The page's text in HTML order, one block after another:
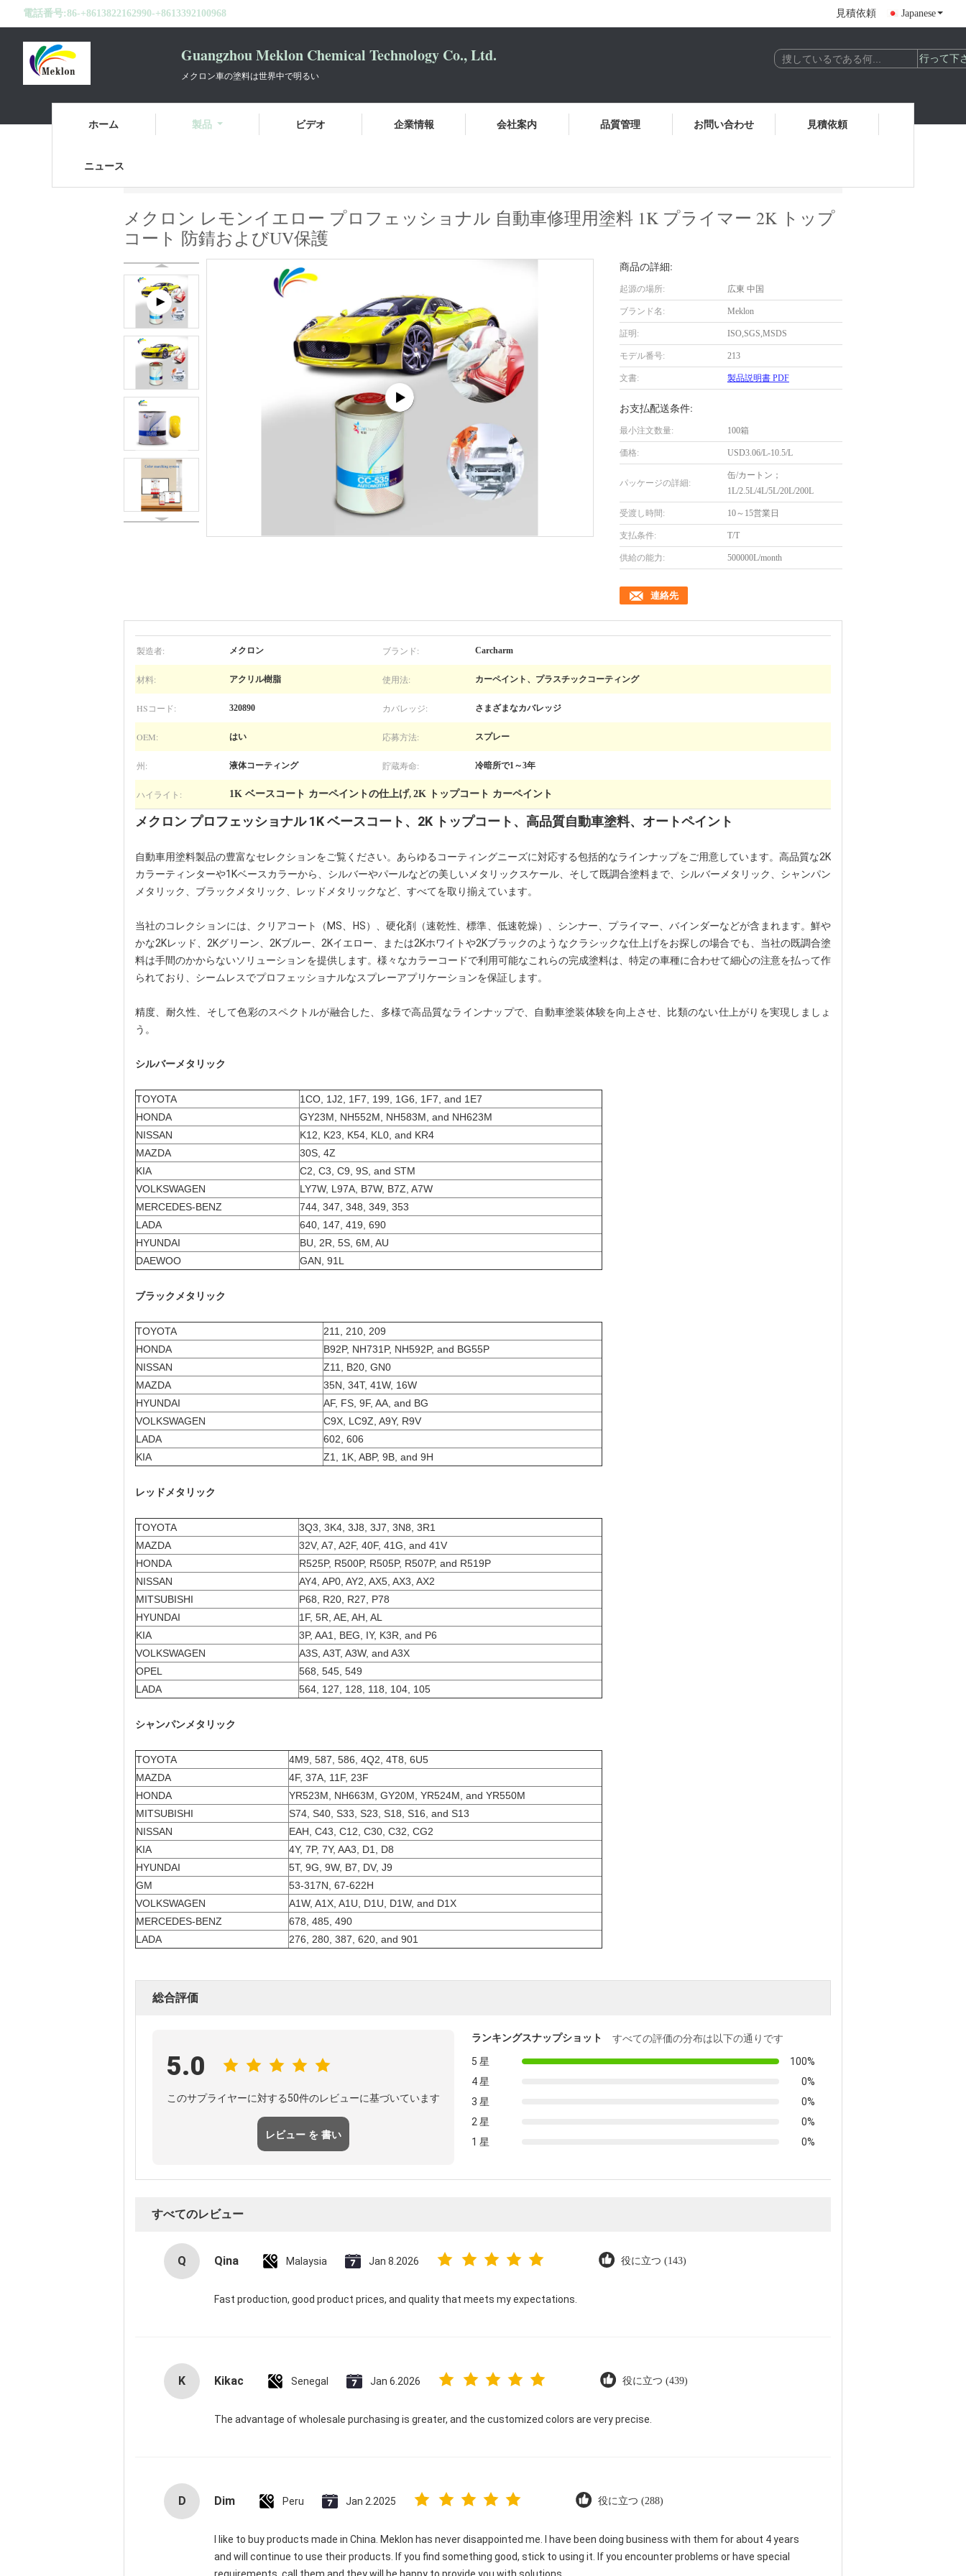
電話番号:86-+8613822162990-+8613392100968 見積依頼 Japanese
Guangzhou Meklon Chemical Technology Co., Ltd.
メクロン車の塗料は世界中で明るい
ホーム 製品 ビデオ 企業情報 会社案内 品質管理 お問い合わせ 見積依頼
ニュース
メクロン レモンイエロー プロフェッショナル 自動車修理用塗料 1K プライマー 2K トップ
コート 防錆およびUV保護
商品の詳細:
起源の場所: 広東 中国
ブランド名: Meklon
証明: ISO,SGS,MSDS
モデル番号: 213
文書: 製品説明書 PDF
お支払配送条件:
最小注文数量: 100箱
価格: USD3.06/L-10.5/L
パッケージの詳細:
缶/カートン；
1L/2.5L/4L/5L/20L/200L
受渡し時間: 10～15営業日
支払条件: T/T
供給の能力: 500000L/month
連絡先
製造者: メクロン ブランド: Carcharm
材料: アクリル樹脂 使用法: カーペイント、プラスチックコーティング
HSコード: 320890 カバレッジ: さまざまなカバレッジ
OEM: はい 応募方法: スプレー
州: 液体コーティング 貯蔵寿命: 冷暗所で1～3年
ハイライト: 1K ベースコート カーペイントの仕上げ, 2K トップコート カーペイント
メクロン プロフェッショナル 1K ベースコート、2K トップコート、高品質自動車塗料、オートペイント
自動車用塗料製品の豊富なセレクションをご覧ください。あらゆるコーティングニーズに対応する包括的なラインナップをご用意しています。高品質な2K
カラーティンターや1Kベースカラーから、シルバーやパールなどの美しいメタリックスケール、そして既調合塗料まで、 シルバーメタリック
シャンパン
メタリック
ブラックメタリック レッドメタリックなど、すべてを取り揃えています。
当社のコレクションには、クリアコート（MS、HS）、硬化剤（速乾性、標準、低速乾燥）、シンナー、プライマー、バインダーなどが含まれます。鮮や
かな2Kレッド 2Kグリーン 2Kブルー 2Kイエロー 、または2Kホワイトや2Kブラックのようなクラシックな仕上げをお探しの場合でも、当社の既調合塗
料は手間のかからないソリューションを提供します。様々なカラーコードで利用可能なこれらの完成塗料は、特定の車種に合わせて細心の注意を払って作
られており、シームレスでプロフェッショナルなスプレーアプリケーションを保証します。
精度、耐久性、そして色彩のスペクトルが融合した、多様で高品質なラインナップで、自動車塗装体験を向上させ、比類のない仕上がりを実現しましょ
う。
シルバーメタリック
TOYOTA
1CO, 1J2, 1F7, 199, 1G6, 1F7, and 1E7
HONDA
GY23M, NH552M, NH583M, and NH623M
NISSAN
K12, K23, K54, KL0, and KR4
MAZDA
30S, 4Z
KIA
C2, C3, C9, 9S, and STM
VOLKSWAGEN
LY7W, L97A, B7W, B7Z, A7W
MERCEDES-BENZ
744, 347, 348, 349, 353
LADA
640, 147, 419, 690
HYUNDAI
BU, 2R, 5S, 6M, AU
DAEWOO
GAN, 91L
ブラックメタリック
TOYOTA
211, 210, 209
HONDA
B92P, NH731P, NH592P, and BG55P
NISSAN
Z11, B20, GN0
MAZDA
35N, 34T, 41W, 16W
HYUNDAI
AF, FS, 9F, AA, and BG
VOLKSWAGEN
C9X, LC9Z, A9Y, R9V
LADA
602, 606
KIA
Z1, 1K, ABP, 9B, and 9H
レッドメタリック
TOYOTA
3Q3, 3K4, 3J8, 3J7, 3N8, 3R1
MAZDA
32V, A7, A2F, 40F, 41G, and 41V
HONDA
R525P, R500P, R505P, R507P, and R519P
NISSAN
AY4, AP0, AY2, AX5, AX3, AX2
MITSUBISHI
P68, R20, R27, P78
HYUNDAI
1F, 5R, AE, AH, AL
KIA
3P, AA1, BEG, IY, K3R, and P6
VOLKSWAGEN
A3S, A3T, A3W, and A3X
OPEL
568, 545, 549
LADA
564, 127, 128, 118, 104, 105
シャンパンメタリック
TOYOTA
4M9, 587, 586, 4Q2, 4T8, 6U5
MAZDA
4F, 37A, 11F, 23F
HONDA
YR523M, NH663M, GY20M, YR524M, and YR550M
MITSUBISHI
S74, S40, S33, S23, S18, S16, and S13
NISSAN
EAH, C43, C12, C30, C32, CG2
KIA
4Y, 7P, 7Y, AA3, D1, D8
HYUNDAI
5T, 9G, 9W, B7, DV, J9
GM
53-317N, 67-622H
VOLKSWAGEN
A1W, A1X, A1U, D1U, D1W, and D1X
MERCEDES-BENZ
678, 485, 490
LADA
276, 280, 387, 620, and 901
総合評価
5.0
このサプライヤーに対する50件のレビューに基づいています
レビュー を 書い
ランキングスナップショット
すべての評価の分布は以下の通りです
5 星
100%
4 星
0%
3 星
0%
2 星
0%
1 星
0%
すべてのレビュー
Q Qina Malaysia Jan 8.2026 役に立つ (143)
Fast production, good product prices, and quality that meets my expectations.
K Kikac Senegal Jan 6.2026 役に立つ (439)
The advantage of wholesale purchasing is greater, and the customized colors are very precise.
D Dim Peru Jan 2.2025 役に立つ (288)
I like to buy products made in China. Meklon has never disappointed me. I have been doing business with them for about 4 years
and will continue to use their products. If you find something good, stick to using it. If you encounter problems or have special